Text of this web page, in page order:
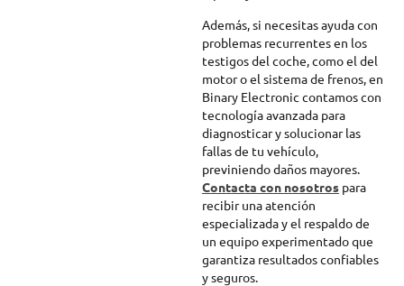
Además, si necesitas ayuda con
problemas recurrentes en los
testigos del coche, como el del
motor o el sistema de frenos, en
Binary Electronic contamos con
tecnología avanzada para
diagnosticar y solucionar las
fallas de tu vehículo,
previniendo daños mayores.
Contacta con nosotros para
recibir una atención
especializada y el respaldo de
un equipo experimentado que
garantiza resultados confiables
y seguros.